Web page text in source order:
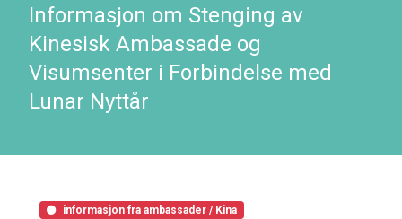
Informasjon om Stenging av
Kinesisk Ambassade og
Visumsenter i Forbindelse med
Lunar Nyttår
informasjon fra ambassader / Kina